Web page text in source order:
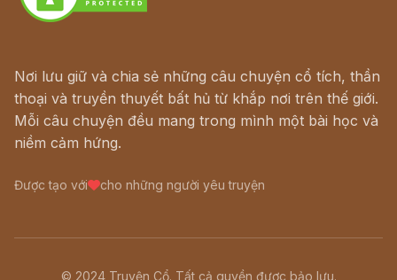
Nơi lưu giữ và chia sẻ những câu chuyện cổ tích, thần
thoại và truyền thuyết bất hủ từ khắp nơi trên thế giới.
Mỗi câu chuyện đều mang trong mình một bài học và
niềm cảm hứng.
Được tạo với cho những người yêu truyện
© 2024 Truyện Cổ. Tất cả quyền được bảo lưu.